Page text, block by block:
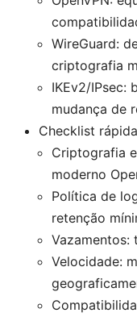
WireGuard:
criptografia
IKEv2/IPsec:
mudança de
Checklist
Criptografia
moderno
Política de
retenção
Vazamentos:
Velocidade: